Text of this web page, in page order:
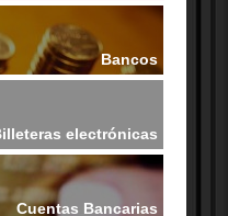
Bancos
electrónicas
Cuentas Bancarias